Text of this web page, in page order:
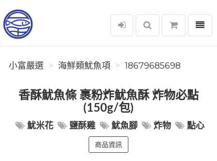
小富嚴選
選單
小富嚴選 海鮮類魷魚項 18679685698
香酥魷魚條 裹粉炸魷魚酥 炸物必點
(150g/包)
魷米花 鹽酥雞 魷魚腳 炸物 點心
商品資訊